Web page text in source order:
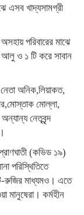
এসব খাদ্যসামগ্রী
পরিবারের মাঝে
ও ১ টি করে সাবান
অনিক,লিয়াকত,
মোল্লা,
নেতৃবৃন্দ
(কভিড ১৯)
পরিস্থিতিতে
রুজির মাধ্যমও। এতে
মানুষেরা। কর্মহীন